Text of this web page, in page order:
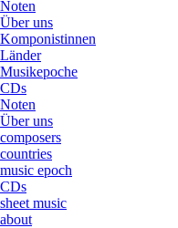
Noten
Über uns
Komponistinnen
Länder
Musikepoche
CDs
Noten
Über uns
composers
countries
music epoch
CDs
sheet music
about